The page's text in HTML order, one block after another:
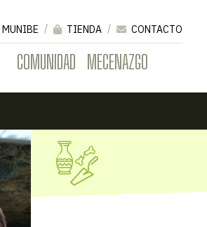
COMUNIDAD MECENAZGO
MUNIBE TIENDA
CONTACTO